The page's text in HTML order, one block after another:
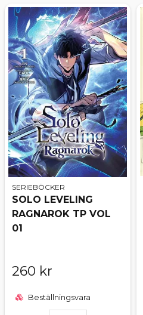
SERIEBÖCKER
SOLO LEVELING
RAGNAROK TP VOL
01
260 kr
Beställningsvara